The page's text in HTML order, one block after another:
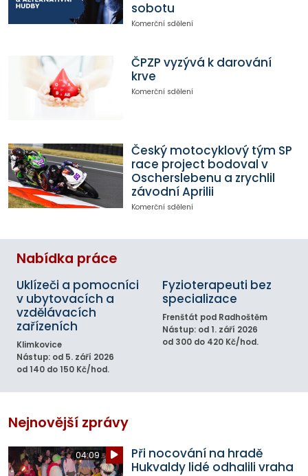
sobotu
Komerční sdělení
ČPZP vyzývá k darování
krve
Komerční sdělení
Český motocyklový tým SP
race project bodoval v
Oscherslebenu a zrychlil
závodní Aprilii
Komerční sdělení
Nabídka práce
Uklízeči a pomocníci
v ubytovacích a
vzdělávacích
zařízeních
Klimkovice
Nástup: od 5. září 2026
od 140 do 150 Kč/hod.
Fyzioterapeuti bez
specializace
Frenštát pod Radhoštěm
Nástup: od 1. září 2026
od 300 do 420 Kč/hod.
Nejnovější zprávy
04:09
Při nocování na hradě
Hukvaldy lidé odhalili vraha